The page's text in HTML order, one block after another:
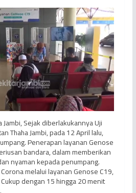
Sejak diberlakukannya Uji
Thaha Jambi, pada 12 April lalu,
Penerapan layanan Genose
bandara, dalam memberikan
nyaman kepada penumpang.
melalui layanan Genose C19,
dengan 15 hingga 20 menit